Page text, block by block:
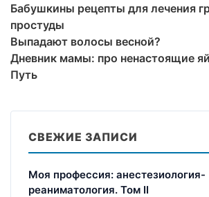
Бабушкины рецепты для лечения
простуды
Выпадают волосы весной?
Дневник мамы: про ненастоящие
Путь
СВЕЖИЕ ЗАПИСИ
Моя профессия: анестезиология-
реаниматология. Том II